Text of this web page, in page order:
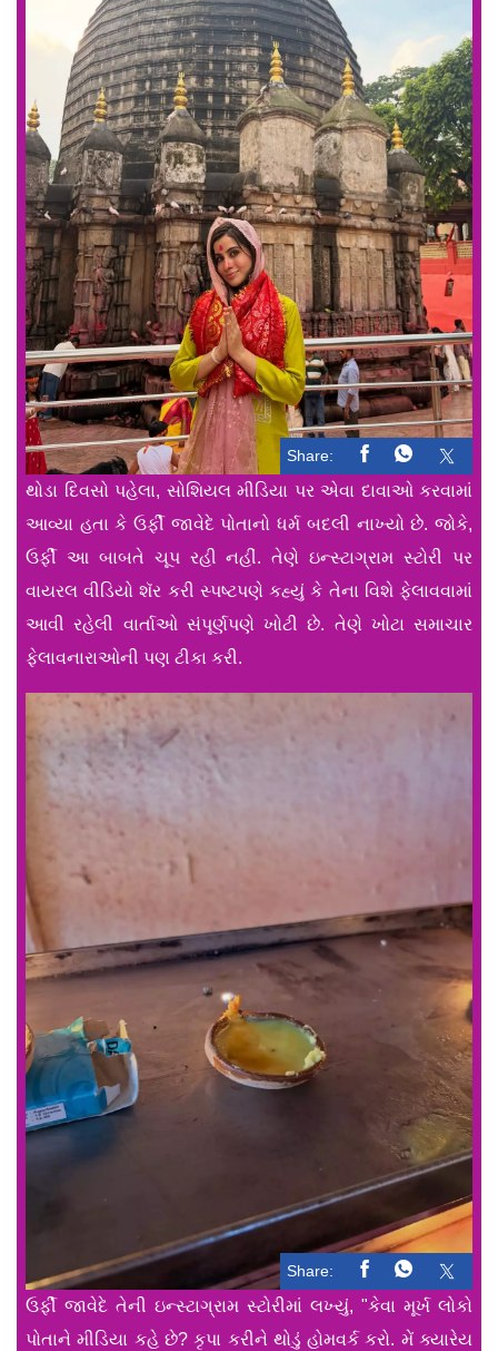
Share:
થોડા દિવસો પહેલા, સોશિયલ મીડિયા પર એવા દાવાઓ કરવામાં
આવ્યા હતા કે ઉર્ફી જાવેદે પોતાનો ધર્મ બદલી નાખ્યો છે. જોકે,
ઉર્ફી આ બાબતે ચૂપ રહી નહીં. તેણે ઇન્સ્ટાગ્રામ સ્ટોરી પર
વાયરલ વીડિયો શૅર કરી સ્પષ્ટપણે કહ્યું કે તેના વિશે ફેલાવવામાં
આવી રહેલી વાર્તાઓ સંપૂર્ણપણે ખોટી છે. તેણે ખોટા સમાચાર
ફેલાવનારાઓની પણ ટીકા કરી.
Share:
ઉર્ફી જાવેદે તેની ઇન્સ્ટાગ્રામ સ્ટોરીમાં લખ્યું, "કેવા મૂર્ખ લોકો
પોતાને મીડિયા કહે છે? કૃપા કરીને થોડું હોમવર્ક કરો. મેં ક્યારેય